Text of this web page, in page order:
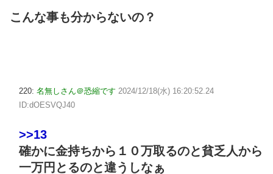
こんな事も分からないの？
220: 名無しさん＠恐縮です 2024/12/18(水) 16:20:52.24
ID:dOESVQJ40
>>13
確かに金持ちから１０万取るのと貧乏人から
一万円とるのと違うしなぁ